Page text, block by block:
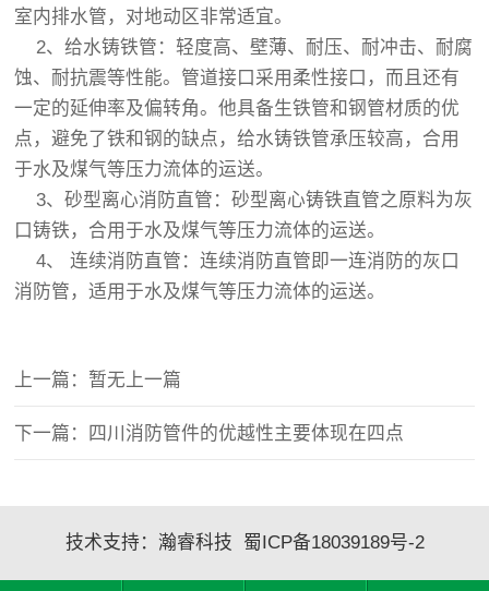
室内排水管，对地动区非常适宜。
2、给水铸铁管：轻度高、壁薄、耐压、耐冲击、耐腐
蚀、耐抗震等性能。管道接口采用柔性接口，而且还有
一定的延伸率及偏转角。他具备生铁管和钢管材质的优
点，避免了铁和钢的缺点，给水铸铁管承压较高，合用
于水及煤气等压力流体的运送。
3、砂型离心消防直管：砂型离心铸铁直管之原料为灰
口铸铁，合用于水及煤气等压力流体的运送。
4、 连续消防直管：连续消防直管即一连消防的灰口
消防管，适用于水及煤气等压力流体的运送。
上一篇：暂无上一篇
下一篇：四川消防管件的优越性主要体现在四点
技术支持： 瀚睿科技 蜀ICP备18039189号-2